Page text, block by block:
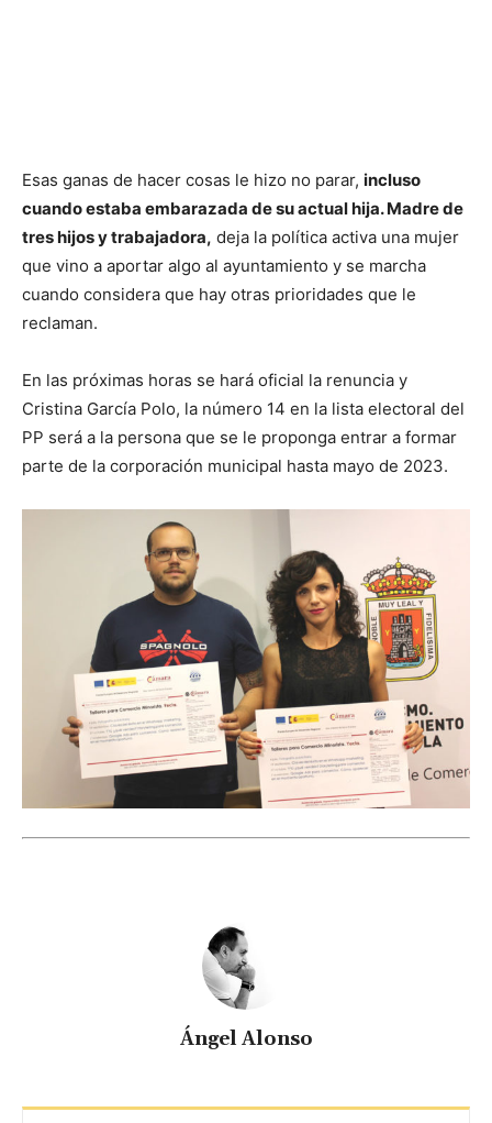
Esas ganas de hacer cosas le hizo no parar, incluso
cuando estaba embarazada de su actual hija. Madre de
tres hijos y trabajadora, deja la política activa una mujer
que vino a aportar algo al ayuntamiento y se marcha
cuando considera que hay otras prioridades que le
reclaman.
En las próximas horas se hará oficial la renuncia y
Cristina García Polo, la número 14 en la lista electoral del
PP será a la persona que se le proponga entrar a formar
parte de la corporación municipal hasta mayo de 2023.
Ángel Alonso